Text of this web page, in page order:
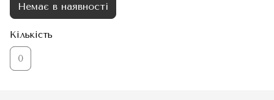
Немає в наявності
Кількість
0